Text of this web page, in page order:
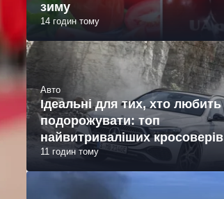
зиму
14 годин тому
Авто
Ідеальні для тих, хто любить
подорожувати: топ
найвитриваліших кросоверів
11 годин тому